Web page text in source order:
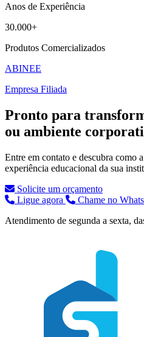
Anos de Experiência
30.000+
Produtos Comercializados
ABINEE
Empresa Filiada
Pronto para
ou ambiente
Entre em contato e descubra como
experiência educacional da sua
Solicite um orçamento
Ligue agora
Chame no
Atendimento de segunda a sexta,